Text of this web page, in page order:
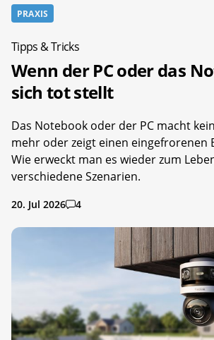
PRAXIS
Tipps & Tricks
Wenn der PC oder das
sich tot stellt
Das Notebook oder der PC macht
mehr oder zeigt einen eingefrorenen
Wie erweckt man es wieder zum
verschiedene Szenarien.
20. Jul 2026 4